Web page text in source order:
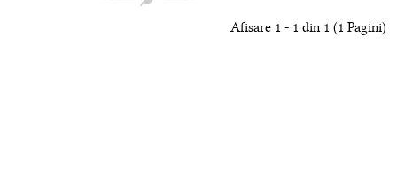
Afisare 1 - 1 din 1 (1 Pagini)